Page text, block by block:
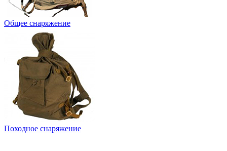
Общее снаряжение
Походное снаряжение